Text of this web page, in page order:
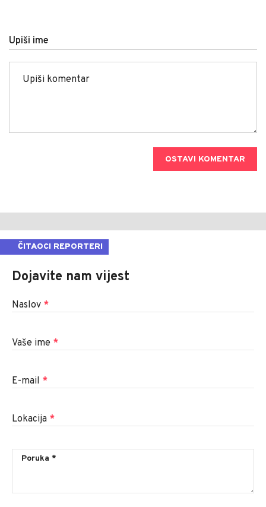
Upiši ime
OSTAVI KOMENTAR
ČITAOCI REPORTERI
Dojavite nam vijest
Naslov *
Vaše ime *
E-mail *
Lokacija *